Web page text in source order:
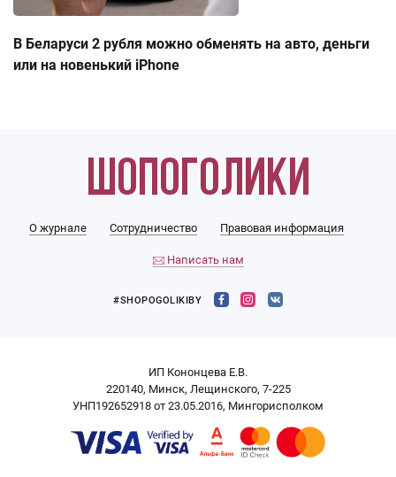
В Беларуси 2 рубля можно обменять на авто, деньги
или на новенький iPhone
О журнале Сотрудничество Правовая информация
Написать нам
#SHOPOGOLIKIBY
ИП Кононцева Е.В.
220140, Минск, Лещинского, 7-225
УНП192652918 от 23.05.2016, Мингорисполком